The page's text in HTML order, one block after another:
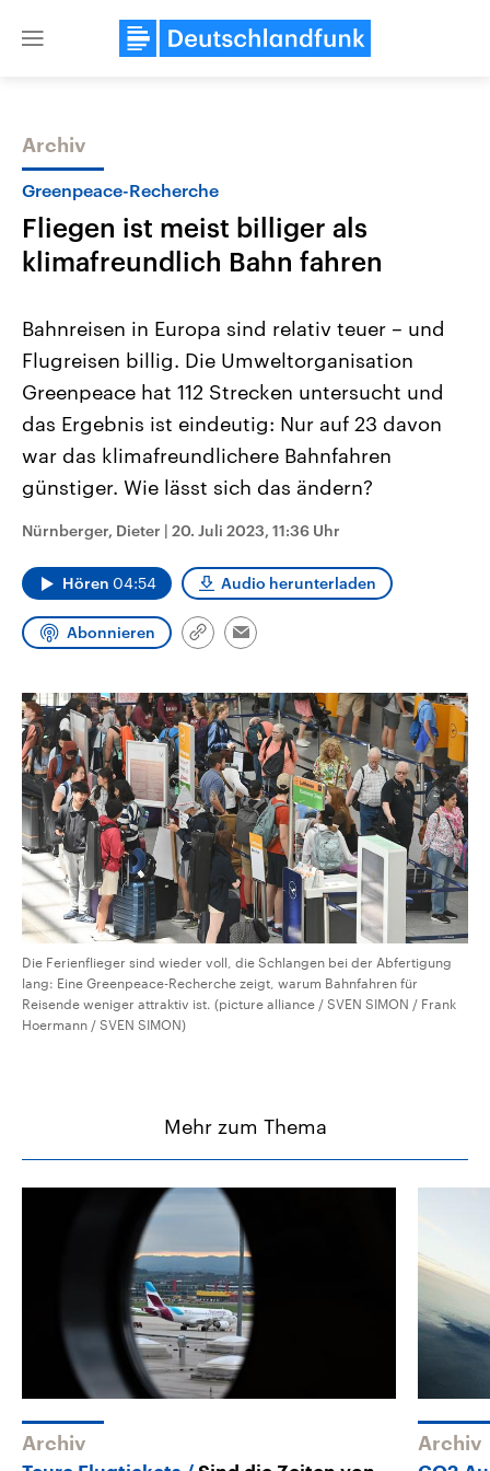
Close
Themen
Landtagswahl Sachsen-Anhalt
2026
Alle Informationen
Sachsen-Anhalt wählt am 6.
September 2026 einen neuen
Landtag. Seit 2021 wird das
Bundesland von einer Koalition aus
CDU, SPD und FDP regiert.-
Umfragen, Prognosen,
Wahlprogramme, aktuelle Berichte
und Kandidaten der anstehenden
Wahl.
Aktuelle Beiträge,
Hintergründe
Wirtschaftlich und
gehören die Vereinigten
den mächtigsten Ländern
mit großem Einfluss auf
Archiv
Greenpeace-Recherche
Fliegen ist meist billiger als
klimafreundlich Bahn fahren
Bahnreisen in Europa sind relativ teuer – und
Flugreisen billig. Die Umweltorganisation
Greenpeace hat 112 Strecken untersucht und
das Ergebnis ist eindeutig: Nur auf 23 davon
war das klimafreundlichere Bahnfahren
günstiger. Wie lässt sich das ändern?
Nürnberger, Dieter | 20. Juli 2023, 11:36 Uhr
Hören 04:54 Audio herunterladen
Abonnieren
Link
Email
Die Ferienflieger sind wieder voll, die Schlangen bei der Abfertigung
lang: Eine Greenpeace-Recherche zeigt, warum Bahnfahren für
Reisende weniger attraktiv ist. (picture alliance / SVEN SIMON / Frank
Hoermann / SVEN SIMON)
Mehr zum Thema
Archiv Archiv